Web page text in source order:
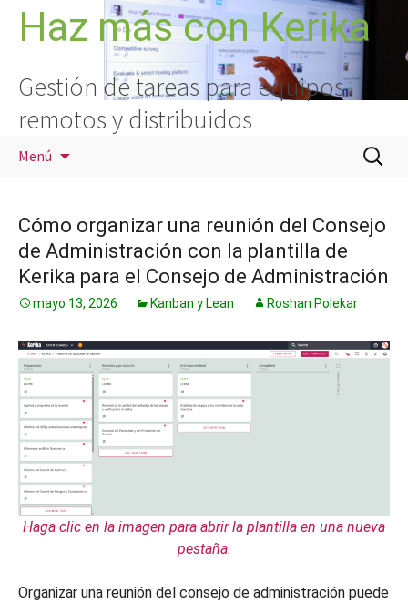
SaltarHaz más con Kerika
Gestión de tareas para equipos
remotos y distribuidos
Menú
Buscar:
Cómo organizar una reunión del Consejo
de Administración con la plantilla de
Kerika para el Consejo de Administración
mayo 13, 2026 Kanban y Lean Roshan Polekar
Haga clic en la imagen para abrir la plantilla en una nueva
pestaña.
Organizar una reunión del consejo de administración puede